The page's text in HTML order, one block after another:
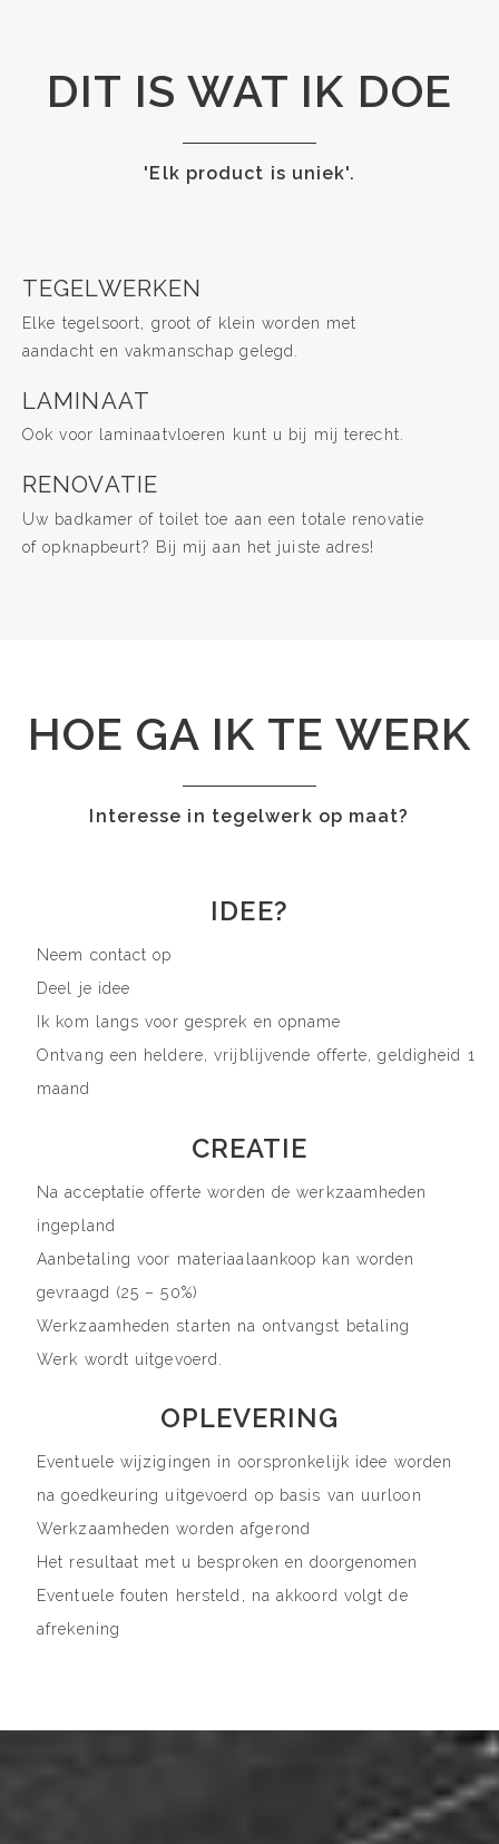
DIT IS WAT IK DOE
'Elk product is uniek'.
TEGELWERKEN
Elke tegelsoort, groot of klein worden met
aandacht en vakmanschap gelegd.
LAMINAAT
Ook voor laminaatvloeren kunt u bij mij terecht.
RENOVATIE
Uw badkamer of toilet toe aan een totale renovatie
of opknapbeurt? Bij mij aan het juiste adres!
HOE GA IK TE WERK
Interesse in tegelwerk op maat?
IDEE?
Neem contact op
Deel je idee
Ik kom langs voor gesprek en opname
Ontvang een heldere, vrijblijvende offerte, geldigheid 1
maand
CREATIE
Na acceptatie offerte worden de werkzaamheden
ingepland
Aanbetaling voor materiaalaankoop kan worden
gevraagd (25 – 50%)
Werkzaamheden starten na ontvangst betaling
Werk wordt uitgevoerd.
OPLEVERING
Eventuele wijzigingen in oorspronkelijk idee worden
na goedkeuring uitgevoerd op basis van uurloon
Werkzaamheden worden afgerond
Het resultaat met u besproken en doorgenomen
Eventuele fouten hersteld, na akkoord volgt de
afrekening